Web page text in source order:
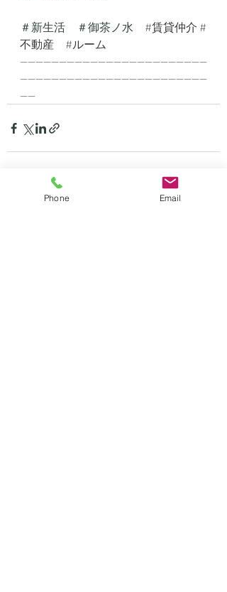
＃新生活　＃御茶ノ水 #賃貸仲介 #
不動産
#ルーム
------------------------------------------------
------------------------------------------------
----
Phone Email